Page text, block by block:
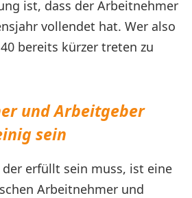
ist, dass der Arbeitnehmer
vollendet hat. Wer also
bereits kürzer treten zu
und Arbeitgeber
sein
der erfüllt sein muss, ist eine
Arbeitnehmer und